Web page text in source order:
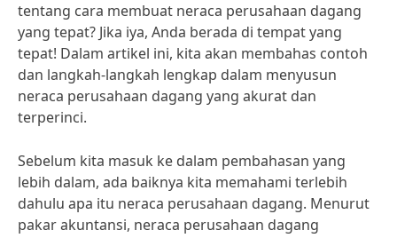
tentang cara membuat neraca perusahaan dagang
yang tepat? Jika iya, Anda berada di tempat yang
tepat! Dalam artikel ini, kita akan membahas contoh
dan langkah-langkah lengkap dalam menyusun
neraca perusahaan dagang yang akurat dan
terperinci.
Sebelum kita masuk ke dalam pembahasan yang
lebih dalam, ada baiknya kita memahami terlebih
dahulu apa itu neraca perusahaan dagang. Menurut
pakar akuntansi, neraca perusahaan dagang